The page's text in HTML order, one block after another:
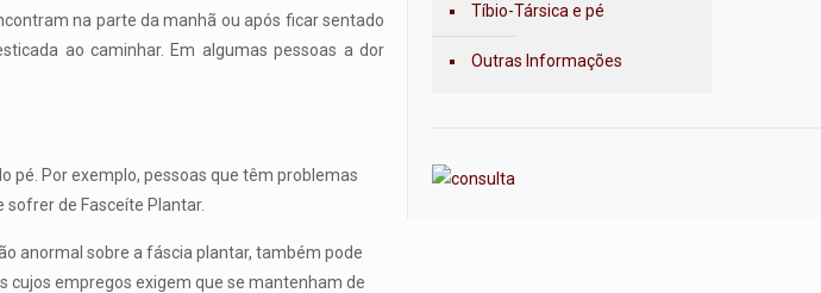
na parte da manhã ou após ficar sentado
ao caminhar. Em algumas pessoas a dor
pé. Por exemplo, pessoas que têm problemas
de Fasceíte Plantar.
anormal sobre a fáscia plantar, também pode
cujos empregos exigem que se mantenham de
Tíbio-Társica e pé
Outras Informações